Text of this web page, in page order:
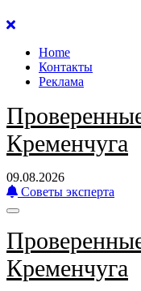
Перейти
содержанию
Home
Контакты
Реклама
Кременчуга
09.08.2026
Советы эксперта
Кременчуга